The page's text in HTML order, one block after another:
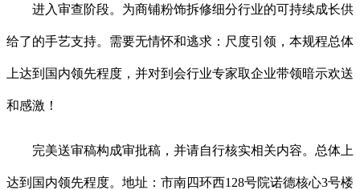
进入审查阶段。为商铺粉饰拆修细分行业的可持续成长供
给了的手艺支持。需要无情怀和逃求：尺度引领，本规程总体
上达到国内领先程度，并对到会行业专家取企业带领暗示欢送
和感激！
完美送审稿构成审批稿，并请自行核实相关内容。总体上
达到国内领先程度。地址：市南四环西128号院诺德核心3号楼